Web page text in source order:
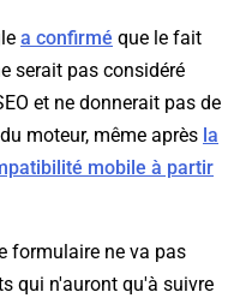
a confirmé que le fait
serait pas considéré
et ne donnerait pas de
moteur, même après la
mobile à partir
formulaire ne va pas
qui n'auront qu'à suivre